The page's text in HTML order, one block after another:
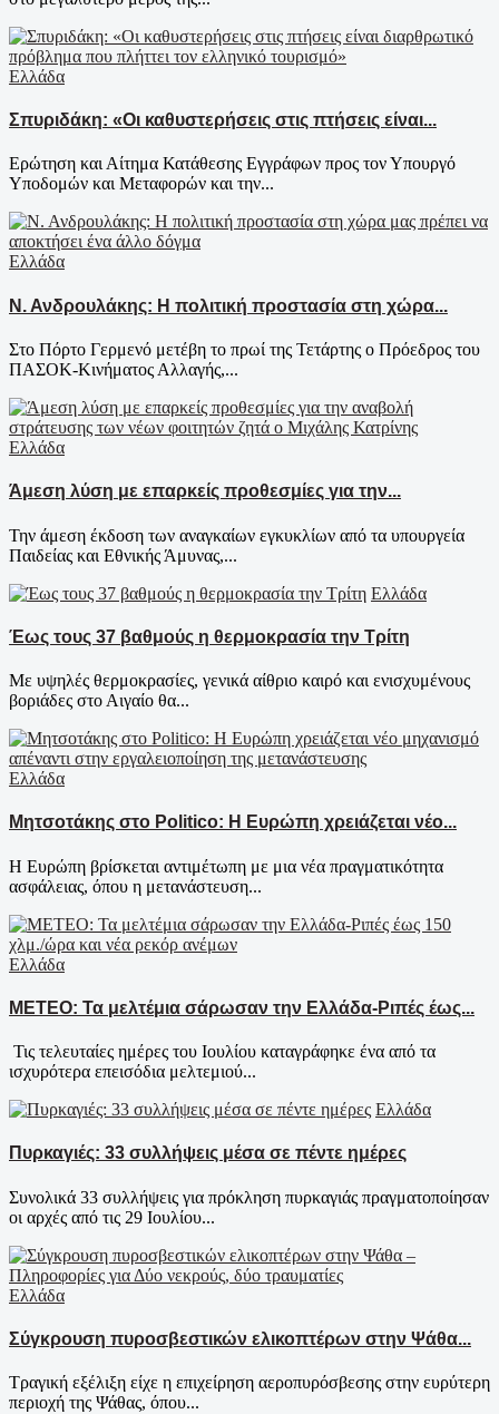
Ελλάδα
Σπυριδάκη: «Οι καθυστερήσεις στις πτήσεις είναι...
Ερώτηση και Αίτημα Κατάθεσης Εγγράφων προς τον Υπουργό
Υποδομών και Μεταφορών και την...
Ελλάδα
Ν. Ανδρουλάκης: Η πολιτική προστασία στη χώρα...
Στο Πόρτο Γερμενό μετέβη το πρωί της Τετάρτης ο Πρόεδρος του
ΠΑΣΟΚ-Κινήματος Αλλαγής,...
Ελλάδα
Άμεση λύση με επαρκείς προθεσμίες για την...
Την άμεση έκδοση των αναγκαίων εγκυκλίων από τα υπουργεία
Παιδείας και Εθνικής Άμυνας,...
Ελλάδα
Έως τους 37 βαθμούς η θερμοκρασία την Τρίτη
Με υψηλές θερμοκρασίες, γενικά αίθριο καιρό και ενισχυμένους
βοριάδες στο Αιγαίο θα...
Ελλάδα
Μητσοτάκης στο Politico: Η Ευρώπη χρειάζεται νέο...
Η Ευρώπη βρίσκεται αντιμέτωπη με μια νέα πραγματικότητα
ασφάλειας, όπου η μετανάστευση...
Ελλάδα
ΜΕΤΕΟ: Τα μελτέμια σάρωσαν την Ελλάδα-Ριπές έως...
Τις τελευταίες ημέρες του Ιουλίου καταγράφηκε ένα από τα
ισχυρότερα επεισόδια μελτεμιού...
Ελλάδα
Πυρκαγιές: 33 συλλήψεις μέσα σε πέντε ημέρες
Συνολικά 33 συλλήψεις για πρόκληση πυρκαγιάς πραγματοποίησαν
οι αρχές από τις 29 Ιουλίου...
Ελλάδα
Σύγκρουση πυροσβεστικών ελικοπτέρων στην Ψάθα...
Τραγική εξέλιξη είχε η επιχείρηση αεροπυρόσβεσης στην ευρύτερη
περιοχή της Ψάθας, όπου...